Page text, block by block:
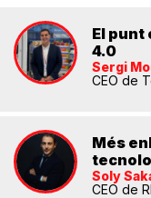
El punt
4.0
Sergi
CEO de
Més
Soly
CEO de